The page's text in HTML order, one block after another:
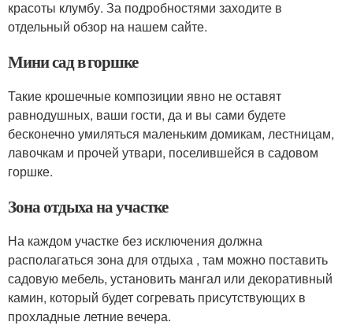
красоты клумбу. За подробностями заходите в
отдельный обзор на нашем сайте.
Мини сад в горшке
Такие крошечные композиции явно не оставят
равнодушных, ваши гости, да и вы сами будете
бесконечно умиляться маленьким домикам, лестницам,
лавочкам и прочей утвари, поселившейся в садовом
горшке.
Зона отдыха на участке
На каждом участке без исключения должна
располагаться зона для отдыха , там можно поставить
садовую мебель, установить мангал или декоративный
камин, который будет согревать присутствующих в
прохладные летние вечера.